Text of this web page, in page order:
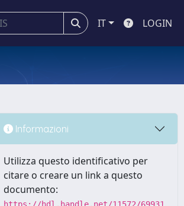
IT LOGIN
Informazioni
Utilizza questo identificativo per
citare o creare un link a questo
documento: